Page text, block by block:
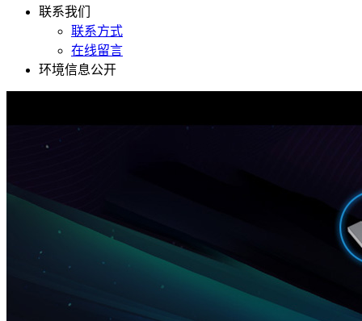
联系我们
联系方式
在线留言
环境信息公开